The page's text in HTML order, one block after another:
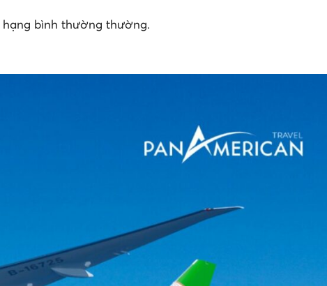
bình thường thường.